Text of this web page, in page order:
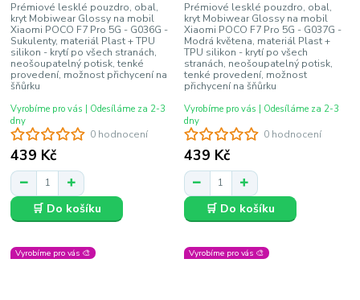
0 hodnocení
Prémiové lesklé pouzdro, obal,
kryt Mobiwear Glossy na mobil
Xiaomi POCO F7 Pro 5G - G036G -
Sukulenty, materiál Plast + TPU
silikon - krytí po všech stranách,
neošoupatelný potisk, tenké
provedení, možnost přichycení na
šňůrku
439 Kč
Vyrobíme pro vás | Odesíláme za 2-3
dny
🛒 Do košíku
0 hodnocení
Prémiové lesklé pouzdro, obal,
kryt Mobiwear Glossy na mobil
Xiaomi POCO F7 Pro 5G - G037G -
Modrá květena, materiál Plast +
TPU silikon - krytí po všech
stranách, neošoupatelný potisk,
tenké provedení, možnost
přichycení na šňůrku
439 Kč
Vyrobíme pro vás | Odesíláme za 2-3
dny
🛒 Do košíku
Vyrobíme pro vás 🎨 Vyrobíme pro vás 🎨